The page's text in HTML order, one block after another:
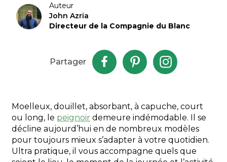
Auteur
John Azria
Directeur de la Compagnie du Blanc
Partager
Moelleux, douillet, absorbant, à capuche, court
ou long, le peignoir demeure indémodable. Il se
décline aujourd’hui en de nombreux modèles
pour toujours mieux s’adapter à votre quotidien.
Ultra pratique, il vous accompagne quels que